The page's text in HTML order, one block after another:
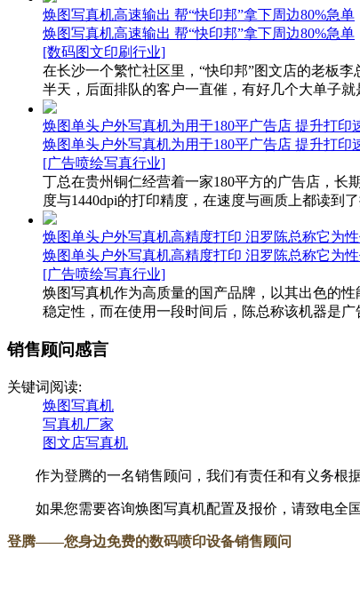
焕图写真机高速输出 帮“快印邦”拿下周边80%急单
焕图写真机高速输出 帮“快印邦”拿下周边80%急单
[数码图文印刷行业]
在长沙一个繁忙社区里，“快印邦”图文店的老板
半天，后面排队的客户一直催，有好几个大单子
焕图单头户外写真机为用于180平广告店 提升打印
焕图单头户外写真机为用于180平广告店 提升打印
[广告喷绘写真行业]
丁总在贵州铜仁经营着一家180平方的广告店，长
度与1440dpi的打印精度，在速度与画质上都读到
焕图单头户外写真机高精度打印 汨罗陈总称它为
焕图单头户外写真机高精度打印 汨罗陈总称它为
[广告喷绘写真行业]
焕图写真机作为高质量的国产品牌，以其出色的
稳定性，而在使用一段时间后，陈总称该机器是广
销售顾问感言
关键词阅读:
焕图写真机
写真机厂家
图文店写真机
作为登腾的一名销售顾问，我们有责任和有义务根据
如果您需要咨询焕图写真机配置及报价，请致电全国
登腾——您身边免费的数码喷印设备销售顾问